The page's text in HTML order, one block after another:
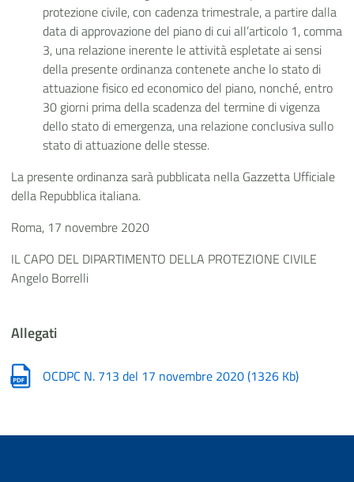
protezione civile, con cadenza trimestrale, a partire dalla
data di approvazione del piano di cui all’articolo 1, comma
3, una relazione inerente le attività espletate ai sensi
della presente ordinanza contenete anche lo stato di
attuazione fisico ed economico del piano, nonché, entro
30 giorni prima della scadenza del termine di vigenza
dello stato di emergenza, una relazione conclusiva sullo
stato di attuazione delle stesse.
La presente ordinanza sarà pubblicata nella Gazzetta Ufficiale
della Repubblica italiana.
Roma, 17 novembre 2020
IL CAPO DEL DIPARTIMENTO DELLA PROTEZIONE CIVILE
Angelo Borrelli
Allegati
OCDPC N. 713 del 17 novembre 2020(1326 Kb)